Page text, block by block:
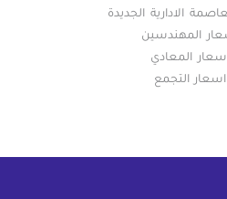
الادارية الجديدة
المهندسين
المعادي
التجمع